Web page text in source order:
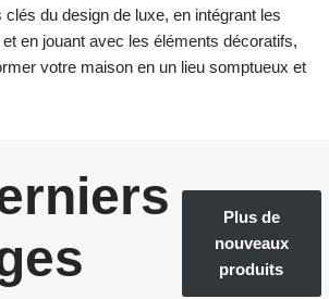
du design de luxe, en intégrant les
en jouant avec les éléments décoratifs,
votre maison en un lieu somptueux et
Plus de
nouveaux
produits